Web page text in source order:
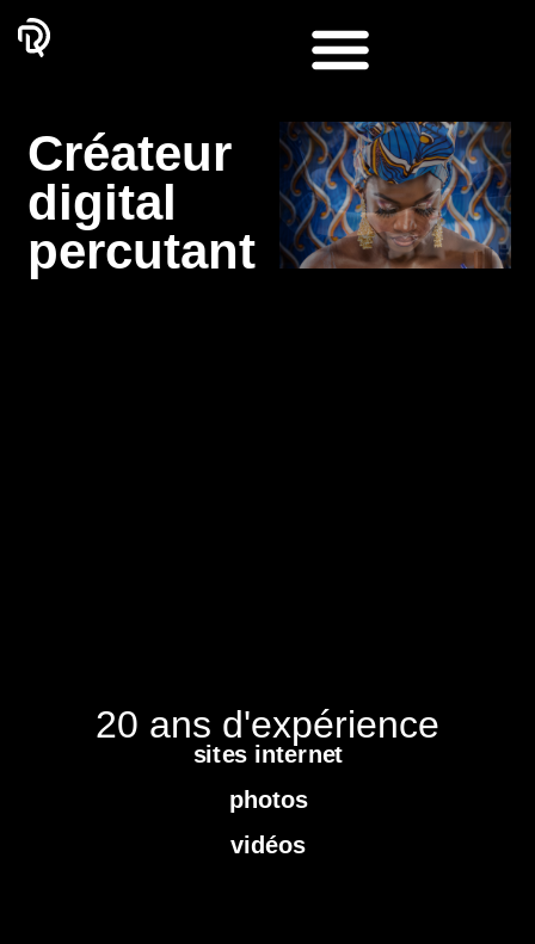
Créateur
digital
percutant
20 ans d'expérience
sites internet
photos
vidéos